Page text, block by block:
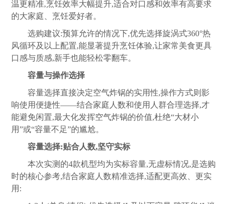
温更精准,烹饪效率大幅提升,适合对口感和效率有高要求
的大家庭、烹饪爱好者。
选购建议:预算允许的情况下,优先选择旋涡式360°热
风循环及以上配置,能显著提升烹饪体验,让家常美食更具
口感与质感,新手也能轻松零翻车。
容量与操作选择
容量选择直接决定空气炸锅的实用性,操作方式则影
响使用便捷性——结合家庭人数和使用人群合理选择,才
能避免闲置,最大化发挥空气炸锅的价值,杜绝“大材小
用”或“容量不足”的尴尬。
容量选择:贴合人数,坚守实标
本次实测的4款机型均为实标容量,无虚标情况,是选购
时的核心参考,结合家庭人数精准选择,适配更高效、更实
用: